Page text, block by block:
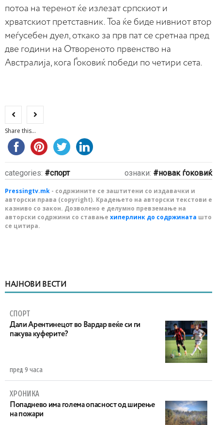
потоа на теренот ќе излезат српскиот и
хрватскиот претставник. Тоа ќе биде нивниот втор
меѓусебен дуел, откако за прв пат се сретнаа пред
две години на Отвореното првенство на
Австралија, кога Ѓоковиќ победи по четири сета.
Share this...
categories: спорт ознаки: новак ѓоковиќ
Pressingtv.mk - содржините се заштитени со издавачки и
авторски права (copyright). Крадењето на авторски текстови е
казниво со закон. Дозволено е делумно превземање на
авторски содржини со ставање хиперлинк до содржината што
се цитира.
НАЈНОВИ ВЕСТИ
СПОРТ
Дали Арентинецот во Вардар веќе си ги
пакува куферите?
пред 9 часа
ХРОНИКА
Попаднево има голема опасност од ширење
на пожари